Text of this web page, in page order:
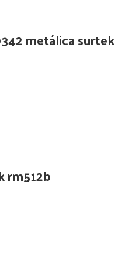
metálica surtek
rm512b